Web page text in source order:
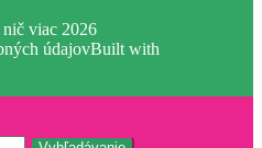
viac 2026
údajovBuilt with